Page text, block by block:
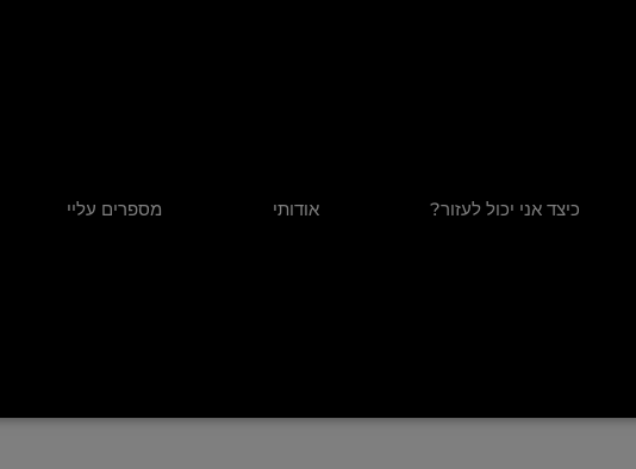
כיצד אני יכול לעזור? אודותי מספרים עליי